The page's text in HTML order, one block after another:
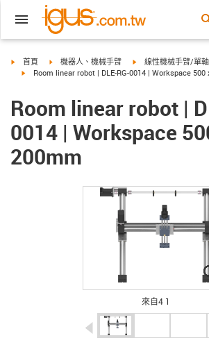
igus-icon-arrow-right
首頁 igus-icon-arrow-right
機器人、機械手臂 igus-icon-arrow-right
線性機械手臂/單
igus-icon-arrow-right
Room linear robot | DLE-RG-0014 | Workspace
Room linear robot |
0014 | Workspace
200mm
來自4 1
igus-icon-arrow-left